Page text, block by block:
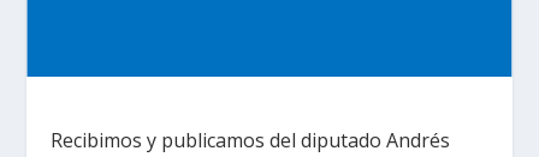
Recibimos y publicamos del diputado Andrés